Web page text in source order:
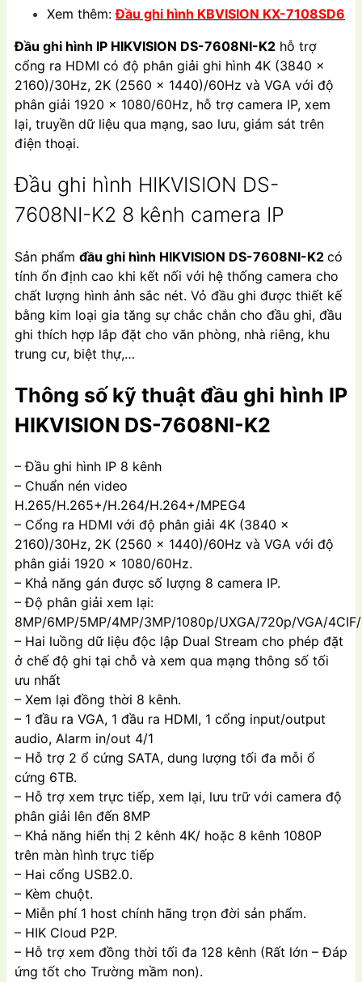
Xem thêm:Đầu ghi hình KBVISION KX-7108SD6
Đầu ghi hình IP HIKVISION DS-7608NI-K2 hỗ trợ
cổng ra HDMI có độ phân giải ghi hình 4K (3840 ×
2160)/30Hz, 2K (2560 × 1440)/60Hz và VGA với độ
phân giải 1920 × 1080/60Hz, hỗ trợ camera IP, xem
lại, truyền dữ liệu qua mạng, sao lưu, giám sát trên
điện thoại.
Đầu ghi hình HIKVISION DS-
7608NI-K2 8 kênh camera IP
Sản phẩm đầu ghi hình HIKVISION DS-7608NI-K2 có
tính ổn định cao khi kết nối với hệ thống camera cho
chất lượng hình ảnh sắc nét. Vỏ đầu ghi được thiết kế
bằng kim loại gia tăng sự chắc chắn cho đầu ghi, đầu
ghi thích hợp lắp đặt cho văn phòng, nhà riêng, khu
trung cư, biệt thự,…
Thông số kỹ thuật đầu ghi hình IP
HIKVISION DS-7608NI-K2
– Đầu ghi hình IP 8 kênh
– Chuẩn nén video
H.265/H.265+/H.264/H.264+/MPEG4
– Cổng ra HDMI với độ phân giải 4K (3840 ×
2160)/30Hz, 2K (2560 × 1440)/60Hz và VGA với độ
phân giải 1920 × 1080/60Hz.
– Khả năng gán được số lượng 8 camera IP.
– Độ phân giải xem lại:
8MP/6MP/5MP/4MP/3MP/1080p/UXGA/720p/VGA/
– Hai luồng dữ liệu độc lập Dual Stream cho phép đặt
ở chế độ ghi tại chỗ và xem qua mạng thông số tối
ưu nhất
– Xem lại đồng thời 8 kênh.
– 1 đầu ra VGA, 1 đầu ra HDMI, 1 cổng input/output
audio, Alarm in/out 4/1
– Hỗ trợ 2 ổ cứng SATA, dung lượng tối đa mỗi ổ
cứng 6TB.
– Hỗ trợ xem trực tiếp, xem lại, lưu trữ với camera độ
phân giải lên đến 8MP
– Khả năng hiển thị 2 kênh 4K/ hoặc 8 kênh 1080P
trên màn hình trực tiếp
– Hai cổng USB2.0.
– Kèm chuột.
– Miễn phí 1 host chính hãng trọn đời sản phẩm.
– HIK Cloud P2P.
– Hỗ trợ xem đồng thời tối đa 128 kênh (Rất lớn – Đáp
ứng tốt cho Trường mầm non).